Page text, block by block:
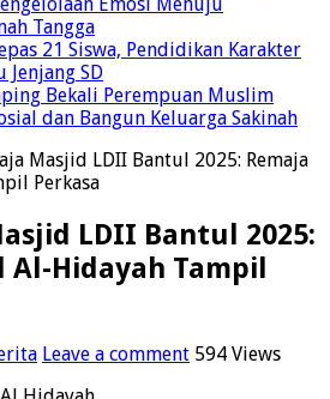
Tangga
21 Siswa, Pendidikan Karakter
Jenjang SD
Bekali Perempuan Muslim
dan Bangun Keluarga Sakinah
Masjid LDII Bantul 2025: Remaja
Perkasa
LDII Bantul 2025:
Al-Hidayah Tampil
Leave a comment 594 Views